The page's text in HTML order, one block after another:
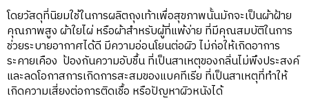
โดยวัสดุที่นิยมใช้ในการผลิตถุงเท้าเพื่อสุขภาพนั้นมักจะเป็นผ้าฝ้าย
คุณภาพสูง ผ้าใยไผ่ หรือผ้าสำหรับผู้ที่แพ้ง่าย ที่มีคุณสมบัติในการ
ช่วยระบายอากาศได้ดี มีความอ่อนโยนต่อผิว ไม่ก่อให้เกิดอาการ
ระคายเคือง ป้องกันความอับชื้น ที่เป็นสาเหตุของกลิ่นไม่พึงประสงค์
และลดโอกาสการเกิดการสะสมของแบคทีเรีย ที่เป็นสาเหตุที่ทำให้
เกิดความเสี่ยงต่อการติดเชื้อ หรือปัญหาผิวหนังได้